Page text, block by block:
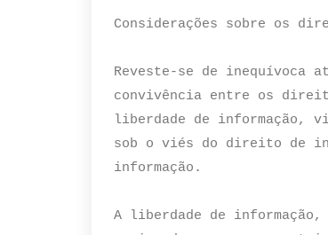
Considerações sobre os
Reveste-se de inequívoca
convivência entre os
liberdade de informação,
sob o viés do direito de
informação.
A liberdade de informação,